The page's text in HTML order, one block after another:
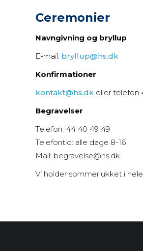
Ceremonier
Navngivning og bryllup
E-mail: bryllup@hs.dk
Konfirmationer
kontakt@hs.dk eller telefon
Begravelser
Telefon: 44 40 49 49
Telefontid: alle dage 8-16
Mail: begravelse@hs.dk
Vi holder sommerlukket i